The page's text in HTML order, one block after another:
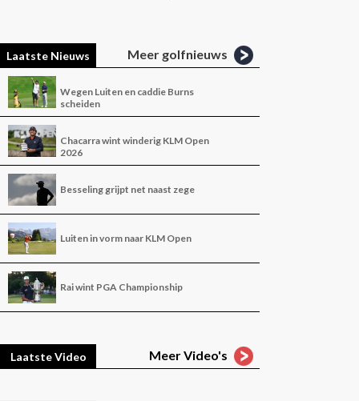
Laatste Nieuws Meer golfnieuws
Wegen Luiten en caddie Burns
scheiden
Chacarra wint winderig KLM Open
2026
Besseling grijpt net naast zege
Luiten in vorm naar KLM Open
Rai wint PGA Championship
Laatste Video Meer Video's